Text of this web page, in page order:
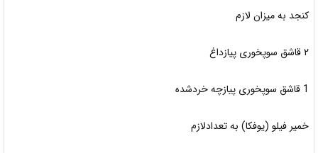
کنجد به میزان لازم
۲ قاشق سوپخوری پیازداغ
1 قاشق سوپخوری پیازچه خردشده
خمیر فیلو (یوفکا) به تعدادلازم